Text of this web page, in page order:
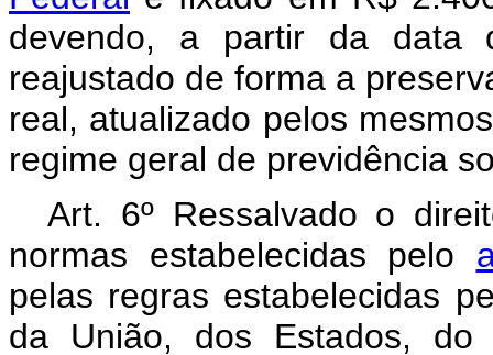
devendo, a partir da data
reajustado de forma a
real, atualizado pelos
regime geral de previdência
Art. 6º Ressalvado o
normas estabelecidas pelo
pelas regras estabelecidas
da União, dos Estados, do